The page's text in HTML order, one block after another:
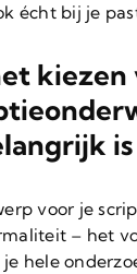
écht bij je
kiezen
is
voor je
– het
hele